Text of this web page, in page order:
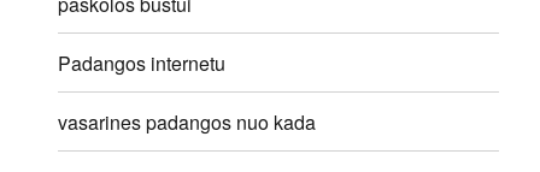
Padangos internetu
vasarines padangos nuo kada